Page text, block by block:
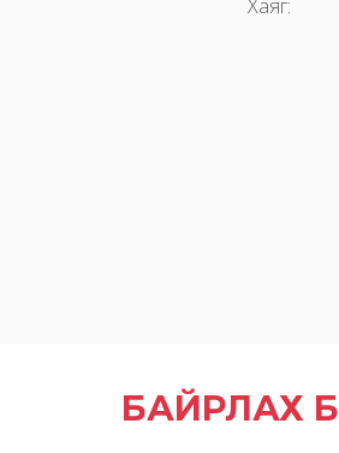
Хаяг:
БАЙРЛАХ